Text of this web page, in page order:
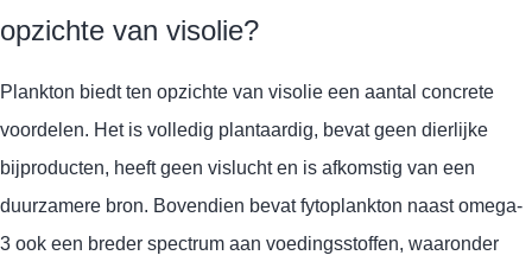
opzichte van visolie?
Plankton biedt ten opzichte van visolie een aantal concrete
voordelen. Het is volledig plantaardig, bevat geen dierlijke
bijproducten, heeft geen vislucht en is afkomstig van een
duurzamere bron. Bovendien bevat fytoplankton naast omega-
3 ook een breder spectrum aan voedingsstoffen, waaronder